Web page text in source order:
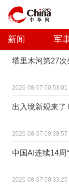
新闻 军
塔里木河第27
2026-08-07 00:53:01
出入境新规来了
2026-08-07 00:38:57
中国AI连续14周
2026-08-07 00:33:25